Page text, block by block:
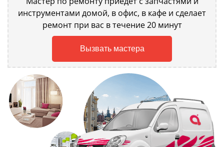
инструментами домой, в офис, в кафе и сделает
ремонт при вас в течение 20 минут
Вызвать мастера